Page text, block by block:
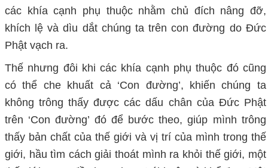
các khía cạnh phụ thuộc nhằm chủ đích nâng đỡ,
khích lệ và dìu dắt chúng ta trên con đường do Đức
Phật vạch ra.
Thế nhưng đôi khi các khía cạnh phụ thuộc đó cũng
có thể che khuất cả ‘Con đường’, khiến chúng ta
không trông thấy được các dấu chân của Đức Phật
trên ‘Con đường’ đó để bước theo, giúp mình trông
thấy bản chất của thế giới và vị trí của mình trong thế
giới, hầu tìm cách giải thoát mình ra khỏi thế giới, một